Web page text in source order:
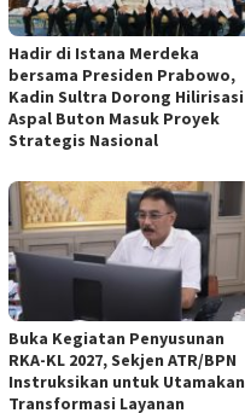
Hadir di Istana Merdeka
bersama Presiden Prabowo,
Kadin Sultra Dorong Hilirisasi
Aspal Buton Masuk Proyek
Strategis Nasional
Buka Kegiatan Penyusunan
RKA-KL 2027, Sekjen ATR/BPN
Instruksikan untuk Utamakan
Transformasi Layanan